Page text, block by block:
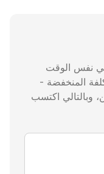
بنجاح. لقد أدركنا
التأجير وزيادة
الإيجار، لذلك
نفس الوقت
المنخفضة -
وبالتالي اكتسب